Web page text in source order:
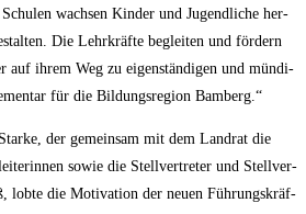
wach­sen Kin­der und Jugend­li­che her­
Die Lehr­kräf­te beglei­ten und för­dern
auf ihrem Weg zu eigen­stän­di­gen und mün­di­
für die Bil­dungs­re­gi­on Bamberg.“
der gemein­sam mit dem Land­rat die
sowie die Stell­ver­tre­ter und Stell­ver­
lob­te die Moti­va­ti­on der neu­en Füh­rungs­kräf­